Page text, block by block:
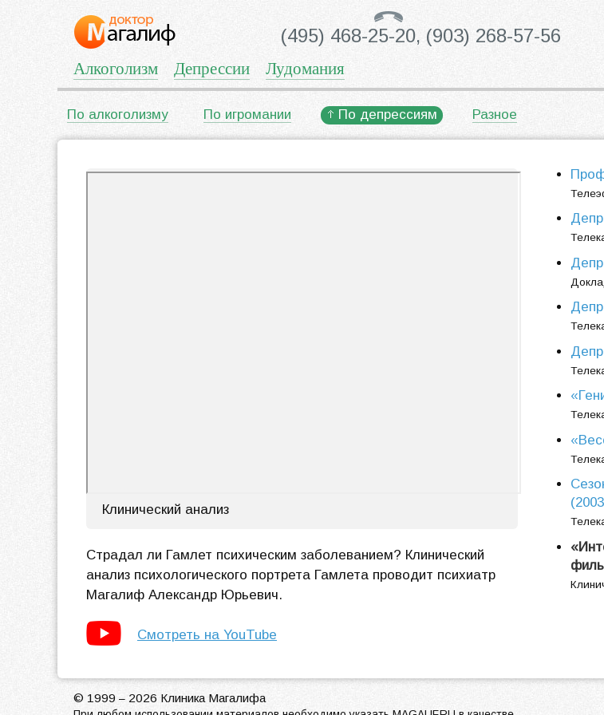
(495) 468-25-20, (903) 268-57-56
Алкоголизм Депрессии Лудомания
По алкоголизму По игромании По депрессиям Разное
Клинический анализ
Страдал ли Гамлет психическим заболеванием? Клинический
анализ психологического портрета Гамлета проводит психиатр
Магалиф Александр Юрьевич.
Смотреть на YouTube
© 1999 – 2026 Клиника Магалифа